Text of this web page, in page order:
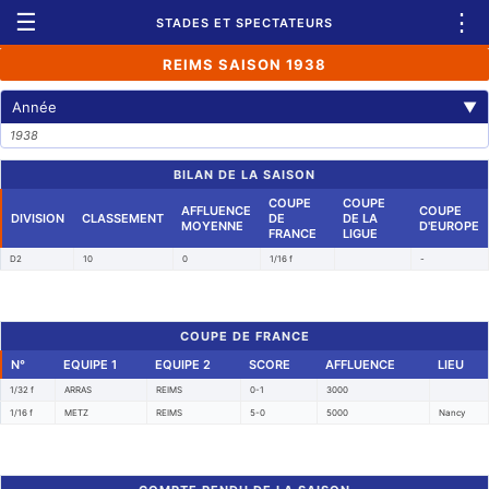
☰ STADES ET SPECTATEURS ⋮
REIMS SAISON 1938
Année ▼
1938
BILAN DE LA SAISON
DIVISION CLASSEMENT
AFFLUENCE
MOYENNE
COUPE
DE
FRANCE
COUPE
DE LA
LIGUE
COUPE
D'EUROPE
D2 10 0 1/16 f -
COUPE DE FRANCE
N°
EQUIPE 1 EQUIPE 2 SCORE AFFLUENCE LIEU
1/32 f ARRAS REIMS 0-1 3000
1/16 f METZ REIMS 5-0 5000 Nancy